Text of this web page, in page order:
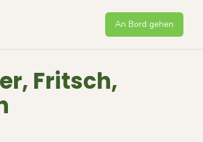
An Bord gehen
Fritsch,